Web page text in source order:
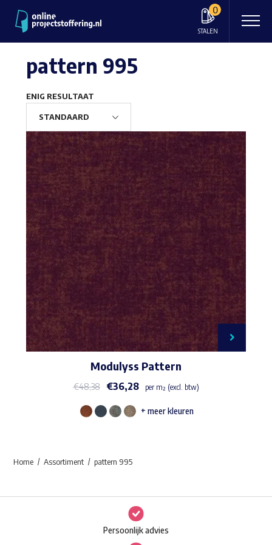
0
STALEN
pattern 995
ENIG RESULTAAT
Modulyss Pattern
€48,38 €36,28 per m² (excl. btw)
Dit
Deze
optie
kan
+ meer kleuren
Home Assortiment pattern 995
Persoonlijk advies